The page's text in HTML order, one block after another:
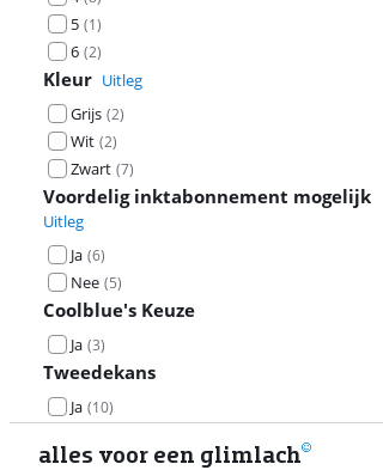
5 (1)
6 (2)
Kleur Uitleg
Grijs (2)
Wit (2)
Zwart (7)
Voordelig inktabonnement mogelijk
Uitleg
Ja (6)
Nee (5)
Coolblue's Keuze
Ja (3)
Tweedekans
Ja (10)
alles voor een glimlach